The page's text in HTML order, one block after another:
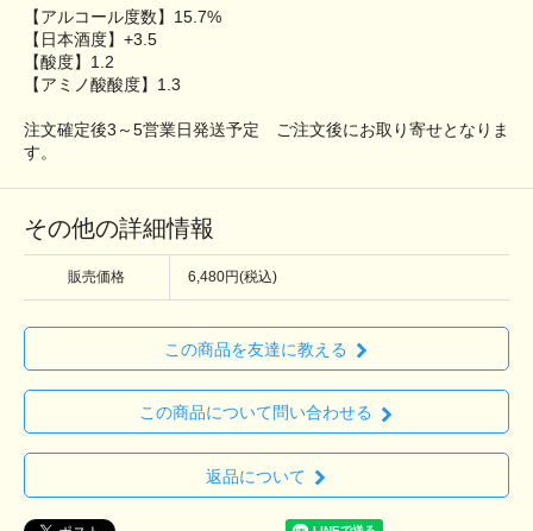
【アルコール度数】15.7%
【日本酒度】+3.5
【酸度】1.2
【アミノ酸酸度】1.3
注文確定後3～5営業日発送予定 ご注文後にお取り寄せとなりま
す。
その他の詳細情報
販売価格 6,480円(税込)
この商品を友達に教える
この商品について問い合わせる
返品について